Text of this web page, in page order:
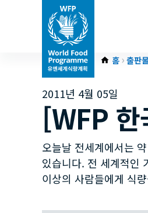
홈 출판물
2011년 4월 05일
[WFP 한
오늘날 전세계에서는
있습니다. 전 세계적인
이상의 사람들에게 식